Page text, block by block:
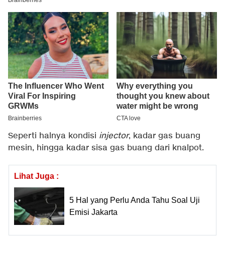
Seperti halnya kondisi injector, kadar gas buang
mesin, hingga kadar sisa gas buang dari knalpot.
Lihat Juga :
5 Hal yang Perlu Anda Tahu Soal Uji
Emisi Jakarta